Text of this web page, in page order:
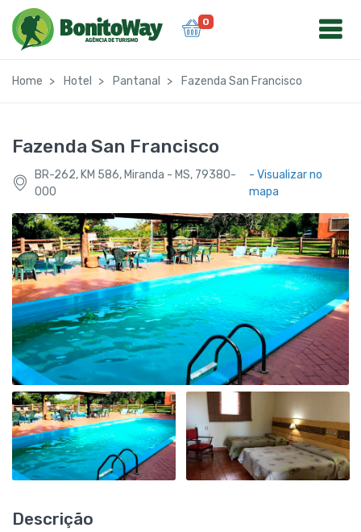
0
Home Hotel Pantanal Fazenda San Francisco
Fazenda San Francisco
BR-262, KM 586, Miranda - MS, 79380-
000
- Visualizar no
mapa
Descrição